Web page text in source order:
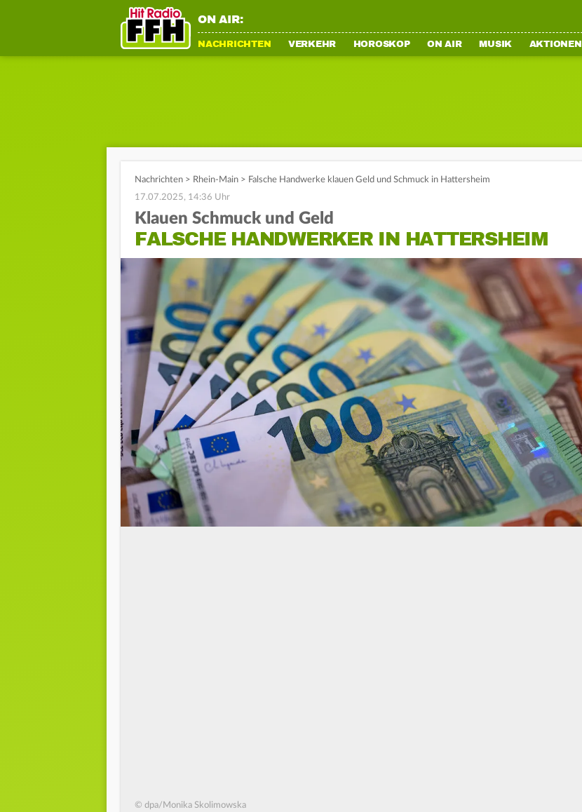
ON AIR:
NACHRICHTEN VERKEHR HOROSKOP ON AIR MUSIK AKTIONEN
Nachrichten > Rhein-Main > Falsche Handwerke klauen Geld und Schmuck in Hattersheim
17.07.2025, 14:36 Uhr
Klauen Schmuck und Geld
FALSCHE HANDWERKER IN HATTERSHEIM
© dpa/Monika Skolimowska